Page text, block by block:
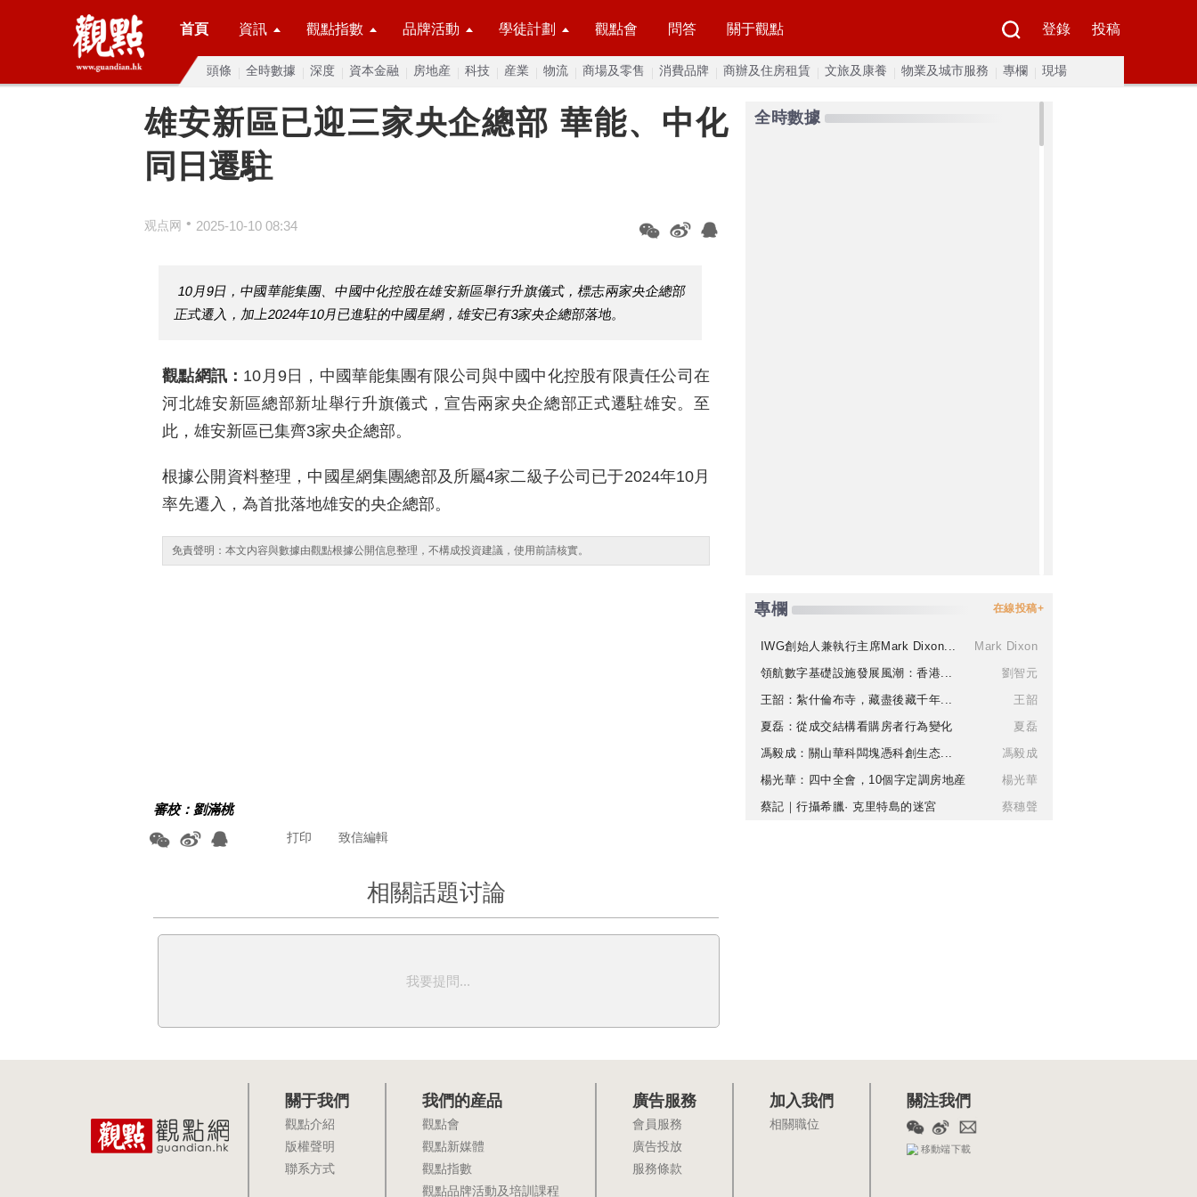
首頁 資訊 觀點指數 品牌活動 學徒計劃 觀點會 問答 關于觀點 登錄 投稿
頭條 全時數據 深度 資本金融 房地産 科技 産業 物流 商場及零售 消費品牌 商辦及住房租賃 文旅及康養 物業及城市服務 專欄 現場
雄安新區已迎三家央企總部 華能、中化
同日遷駐
观点网 • 2025-10-10 08:34
10月9日，中國華能集團、中國中化控股在雄安新區舉行升旗儀式，標志兩家央企總部
正式遷入，加上2024年10月已進駐的中國星網，雄安已有3家央企總部落地。
觀點網訊： 10月9日，中國華能集團有限公司與中國中化控股有限責任公司在
河北雄安新區總部新址舉行升旗儀式，宣告兩家央企總部正式遷駐雄安。至
此，雄安新區已集齊3家央企總部。
根據公開資料整理，中國星網集團總部及所屬4家二級子公司已于2024年10月
率先遷入，為首批落地雄安的央企總部。
免責聲明：本文内容與數據由觀點根據公開信息整理，不構成投資建議，使用前請核實。
審校：劉滿桃
致信編輯
打印
相關話題讨論
我要提問...
全時數據
專欄 在線投稿+
IWG創始人兼執行主席Mark Dixon...
Mark Dixon
領航數字基礎設施發展風潮：香港...
劉智元
王韶：紮什倫布寺，藏盡後藏千年...
王韶
夏磊：從成交結構看購房者行為變化
夏磊
馮毅成：關山華科闆塊憑科創生态...
馮毅成
楊光華：四中全會，10個字定調房地産
楊光華
蔡記｜行攝希臘· 克里特島的迷宮
蔡穗聲
關于我們
觀點介紹
版權聲明
聯系方式
我們的産品
觀點會
觀點新媒體
觀點指數
觀點品牌活動及培訓課程
廣告服務
會員服務
廣告投放
服務條款
加入我們
相關職位
關注我們
移動端下載